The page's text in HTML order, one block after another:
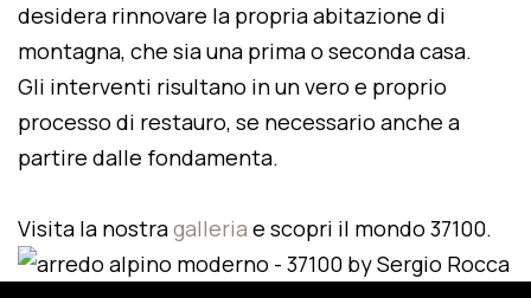
desidera rinnovare la propria abitazione di
montagna, che sia una prima o seconda casa.
Gli interventi risultano in un vero e proprio
processo di restauro, se necessario anche a
partire dalle fondamenta.
Visita la nostragalleria e scopri il mondo 37100.